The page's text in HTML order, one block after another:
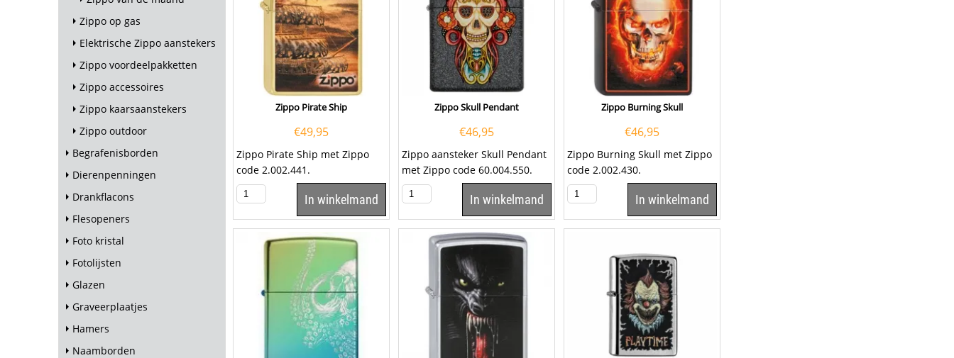
Zippo op gas
Elektrische Zippo aanstekers
Zippo voordeelpakketten
Zippo accessoires
Zippo kaarsaanstekers
Zippo outdoor
Begrafenisborden
Dierenpenningen
Drankflacons
Flesopeners
Foto kristal
Fotolijsten
Glazen
Graveerplaatjes
Hamers
Naamborden
Zippo Pirate Ship
€49,95
Zippo Pirate Ship met Zippo
code 2.002.441.
In winkelmand
Zippo Skull Pendant
€46,95
Zippo aansteker Skull Pendant
met Zippo code 60.004.550.
Een Zippo aansteker is een
kwalitatief...
In winkelmand
Zippo Burning Skull
€46,95
Zippo Burning Skull met Zippo
code 2.002.430.
In winkelmand